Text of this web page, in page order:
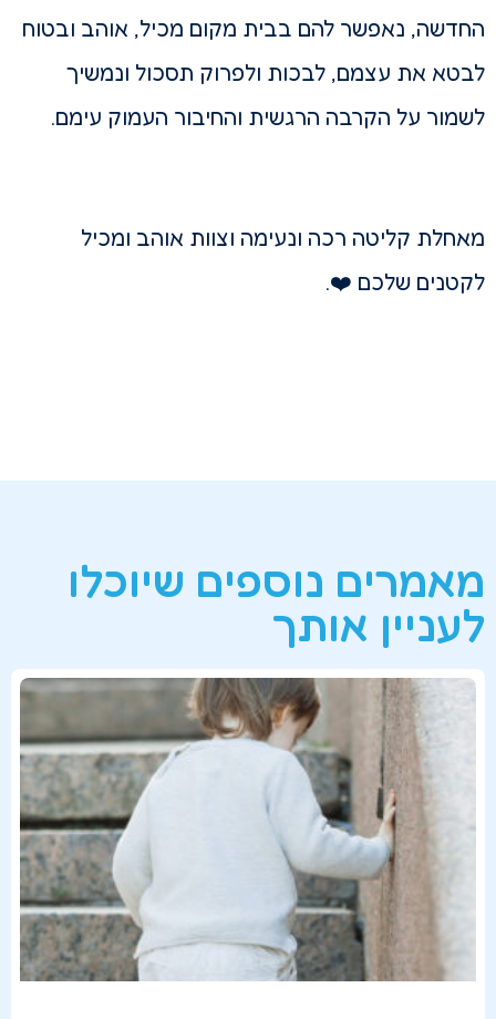
החדשה, נאפשר להם בבית מקום מכיל, אוהב ובטוח
לבטא את עצמם, לבכות ולפרוק תסכול ונמשיך
לשמור על הקרבה הרגשית והחיבור העמוק עימם.
מאחלת קליטה רכה ונעימה וצוות אוהב ומכיל
לקטנים שלכם ❤️.
מאמרים נוספים שיוכלו
לעניין אותך